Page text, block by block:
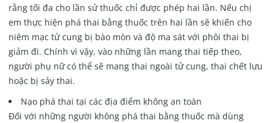
rằng tối đa cho lần sử thuốc chỉ được phép hai lần. Nếu chị
em thực hiện phá thai bằng thuốc trên hai lần sẽ khiến cho
niêm mạc tử cung bị bào mòn và độ ma sát với phôi thai bị
giảm đi. Chính vì vậy, vào những lần mang thai tiếp theo,
người phụ nữ có thể sẽ mang thai ngoài tử cung, thai chết lưu
hoặc bị sảy thai.
Nạo phá thai tại các địa điểm không an toàn
Đối với những người không phá thai bằng thuốc mà dùng